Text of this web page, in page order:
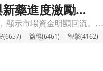
藥進度激勵市
🔸新藥研發族群上漲，多檔個股奮力領漲。 新藥研發族群今日盤中表現強勁，整體類股大漲7.93%，顯示市場資金明顯回流。其中，指標股藥華藥（4743）一馬當先，漲幅逼近一成，基亞（3176）、太景*-K
(6657) 益得(6461) 智擎(4162)